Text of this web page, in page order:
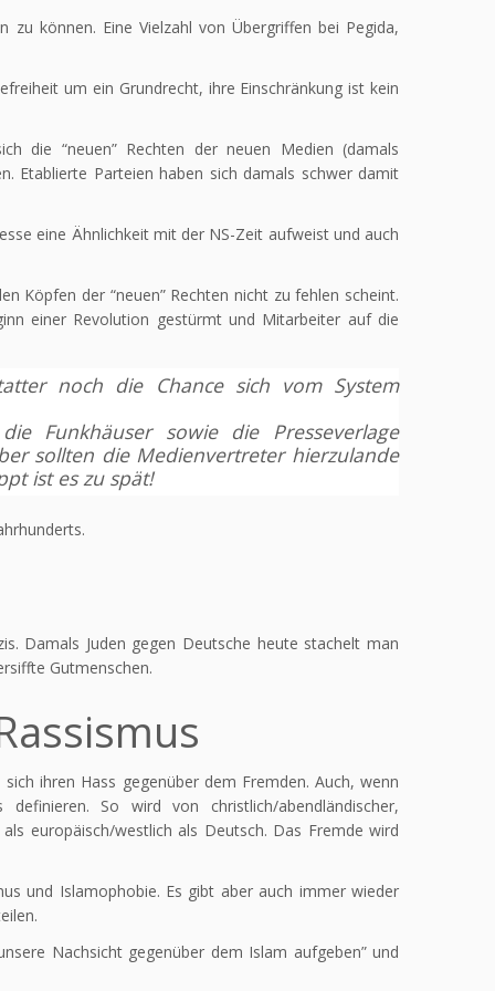
können. Eine Vielzahl von Übergriffen bei Pegida,
um ein Grundrecht, ihre Einschränkung ist kein
die “neuen” Rechten der neuen Medien (damals
Etablierte Parteien haben sich damals schwer damit
eine Ähnlichkeit mit der NS-Zeit aufweist und auch
Köpfen der “neuen” Rechten nicht zu fehlen scheint.
einer Revolution gestürmt und Mitarbeiter auf die
noch die Chance sich vom System
Funkhäuser sowie die Presseverlage
sollten die Medienvertreter hierzulande
ist es zu spät!
Damals Juden gegen Deutsche heute stachelt man
Gutmenschen.
ihren Hass gegenüber dem Fremden. Auch, wenn
So wird von christlich/abendländischer,
europäisch/westlich als Deutsch. Das Fremde wird
und Islamophobie. Es gibt aber auch immer wieder
Nachsicht gegenüber dem Islam aufgeben” und